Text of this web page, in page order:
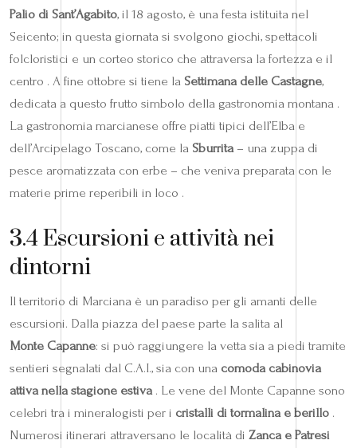
Palio di Sant’Agabito, il 18 agosto, è una festa istituita nel
Seicento; in questa giornata si svolgono giochi, spettacoli
folcloristici e un corteo storico che attraversa la fortezza e il
centro . A fine ottobre si tiene la Settimana delle Castagne,
dedicata a questo frutto simbolo della gastronomia montana .
La gastronomia marcianese offre piatti tipici dell’Elba e
dell’Arcipelago Toscano, come la Sburrita– una zuppa di
pesce aromatizzata con erbe – che veniva preparata con le
materie prime reperibili in loco .
3.4 Escursioni e attività nei
dintorni
Il territorio di Marciana è un paradiso per gli amanti delle
escursioni. Dalla piazza del paese parte la salita al
Monte Capanne: si può raggiungere la vetta sia a piedi tramite
sentieri segnalati dal C.A.I., sia con una comoda cabinovia
attiva nella stagione estiva. Le vene del Monte Capanne sono
celebri tra i mineralogisti per i cristalli di tormalina e berillo .
Numerosi itinerari attraversano le località di Zanca e Patresi